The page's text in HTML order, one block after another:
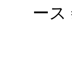
ース